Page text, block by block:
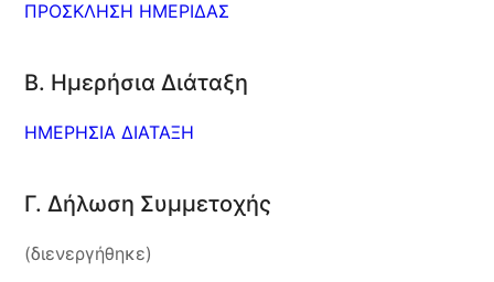
ΠΡΟΣΚΛΗΣΗ ΗΜΕΡΙΔΑΣ
B. Ημερήσια Διάταξη
ΗΜΕΡΗΣΙΑ ΔΙΑΤΑΞΗ
Γ. Δήλωση Συμμετοχής
(διενεργήθηκε)